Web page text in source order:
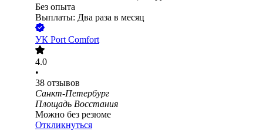
Без опыта
Выплаты: Два раза в месяц
УК Port Comfort
4.0
•
38 отзывов
Санкт-Петербург
Площадь Восстания
Можно без резюме
Откликнуться